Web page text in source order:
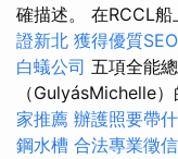
確描述。 在RCCL船
證新北 獲得優質
白蟻公司 五項全能
（GulyásMichelle
家推薦 辦護照要帶
鋼水槽 合法專業徵